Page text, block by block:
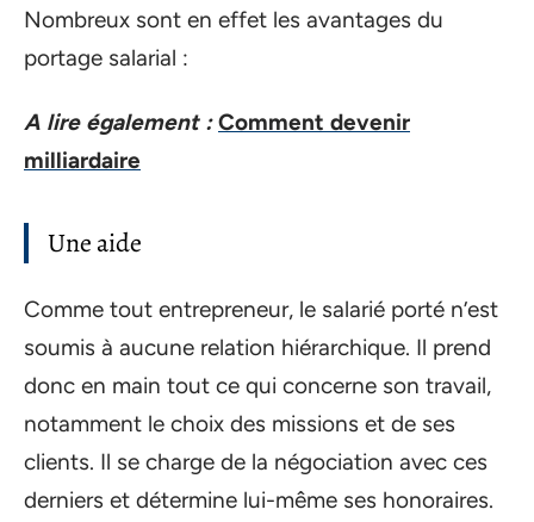
Nombreux sont en effet les avantages du
portage salarial :
A lire également : Comment devenir
milliardaire
Une aide
Comme tout entrepreneur, le salarié porté n’est
soumis à aucune relation hiérarchique. Il prend
donc en main tout ce qui concerne son travail,
notamment le choix des missions et de ses
clients. Il se charge de la négociation avec ces
derniers et détermine lui-même ses honoraires.